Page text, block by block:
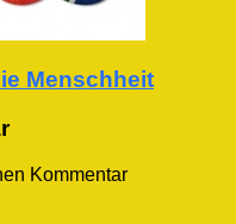
Menschheit
Kommentar